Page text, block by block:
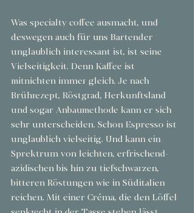
Was specialty coffee ausmacht, und
deswegen auch für uns Bartender
unglaublich interessant ist, ist seine
Vielseitigkeit. Denn Kaffee ist
mitnichten immer gleich. Je nach
Brührezept, Röstgrad, Herkunftsland
und sogar Anbaumethode kann er sich
sehr unterscheiden. Schon Espresso ist
unglaublich vielseitig. Und kann ein
Sprektrum von leichten, erfrischend-
azidischen bis hin zu tiefschwarzen,
bitteren Röstungen wie in Süditalien
reichen. Mit einer Créma, die den Löffel